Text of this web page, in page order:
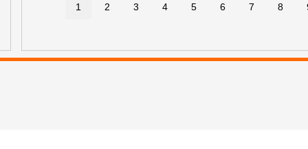
1 2 3 4 5 6 7 8